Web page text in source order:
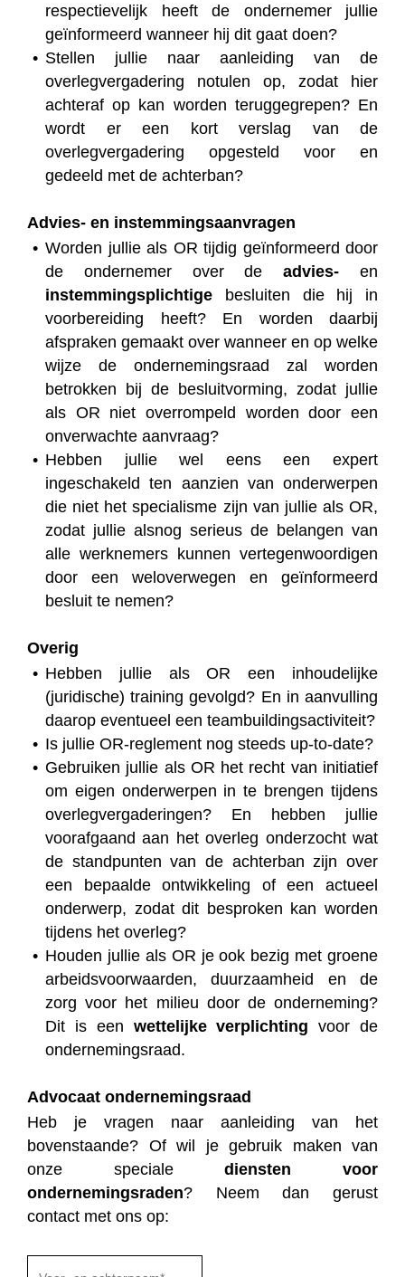
respectievelijk heeft de ondernemer jullie
geïnformeerd wanneer hij dit gaat doen?
Stellen jullie naar aanleiding van de
overlegvergadering notulen op, zodat hier
achteraf op kan worden teruggegrepen? En
wordt er een kort verslag van de
overlegvergadering opgesteld voor en
gedeeld met de achterban?
Advies- en instemmingsaanvragen
Worden jullie als OR tijdig geïnformeerd door
de ondernemer over deadvies- en
instemmingsplichtige besluiten die hij in
voorbereiding heeft? En worden daarbij
afspraken gemaakt over wanneer en op welke
wijze de ondernemingsraad zal worden
betrokken bij de besluitvorming, zodat jullie
als OR niet overrompeld worden door een
onverwachte aanvraag?
Hebben jullie wel eens een expert
ingeschakeld ten aanzien van onderwerpen
die niet het specialisme zijn van jullie als OR,
zodat jullie alsnog serieus de belangen van
alle werknemers kunnen vertegenwoordigen
door een weloverwegen en geïnformeerd
besluit te nemen?
Overig
Hebben jullie als OR een inhoudelijke
(juridische) training gevolgd? En in aanvulling
daarop eventueel een teambuildingsactiviteit?
Is jullie OR-reglement nog steeds up-to-date?
Gebruiken jullie als OR het recht van initiatief
om eigen onderwerpen in te brengen tijdens
overlegvergaderingen? En hebben jullie
voorafgaand aan het overleg onderzocht wat
de standpunten van de achterban zijn over
een bepaalde ontwikkeling of een actueel
onderwerp, zodat dit besproken kan worden
tijdens het overleg?
Houden jullie als OR je ook bezig met groene
arbeidsvoorwaarden, duurzaamheid en de
zorg voor het milieu door de onderneming?
Dit is een wettelijke verplichting voor de
ondernemingsraad.
Advocaat ondernemingsraad
Heb je vragen naar aanleiding van het
bovenstaande? Of wil je gebruik maken van
onze specialediensten voor
ondernemingsraden? Neem dan gerust
contact met ons op: